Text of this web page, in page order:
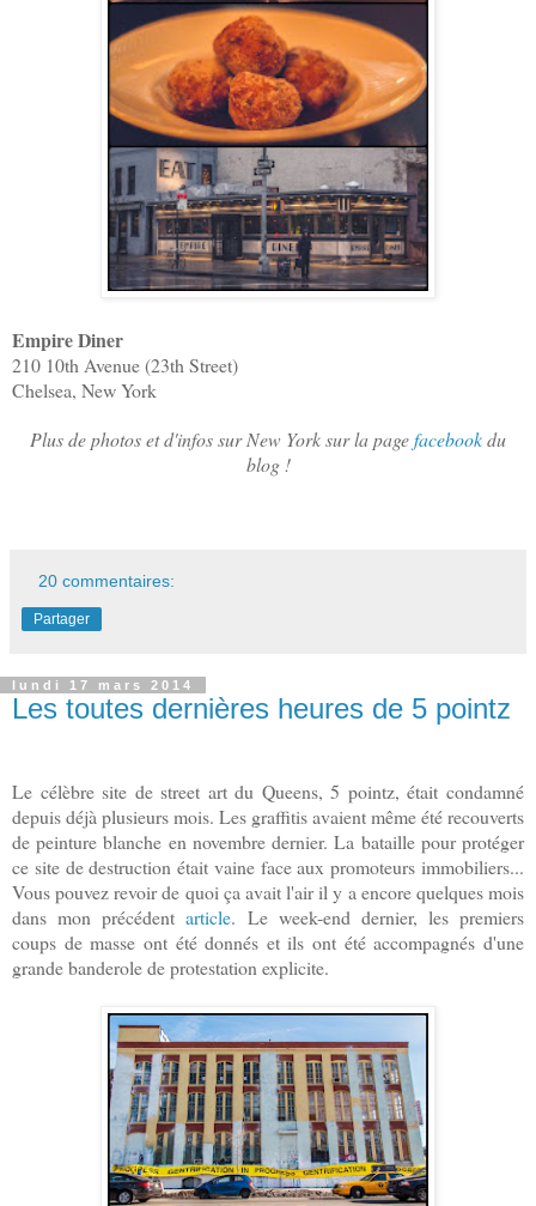
Empire Diner
210 10th Avenue (23th Street)
Chelsea, New York
Plus de photos et d'infos sur New York sur la pagefacebookdu
blog !
20 commentaires:
Partager
lundi 17 mars 2014
Les toutes dernières heures de 5 pointz
Le célèbre site de street art du Queens, 5 pointz, était condamné
depuis déjà plusieurs mois. Les graffitis avaient même été recouverts
de peinture blanche en novembre dernier. La bataille pour protéger
ce site de destruction était vaine face aux promoteurs immobiliers...
Vous pouvez revoir de quoi ça avait l'air il y a encore quelques mois
dans mon précédent article. Le week-end dernier, les premiers
coups de masse ont été donnés et ils ont été accompagnés d'une
grande banderole de protestation explicite.